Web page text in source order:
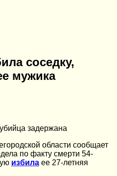
соседку,
мужика
задержана
области сообщает
по факту смерти 54-
избила ее 27-летняя